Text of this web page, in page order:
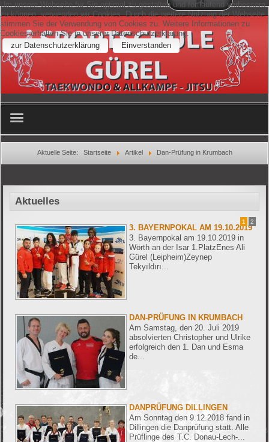
Home
Wettkampfteam
Breitensport
Trainer
Kontakt
Anfahrt
Termine
Zeiten
Facebook
Weblinks
Aktuelle Seite: Startseite Artikel Dan-Prüfung in Krumbach
Aktuelles
1 2
3. BAYERNPOKAL AM 19.10.2019
3. Bayernpokal am 19.10.2019 in
Wörth an der Isar 1.PlatzEnes Ali
Gürel (Leipheim)Zeynep
Tekyıldırı...
DAN-PRÜFUNG IN KRUMBACH
Am Samstag, den 20. Juli 2019
absolvierten Christopher und Ulrike
erfolgreich den 1. Dan und Esma
de...
DANPRÜFUNG DILLINGEN
Am Sonntag den 9.12.2018 fand in
Dillingen die Danprüfung statt. Alle
Prüflinge des T.C. Donau-Lech-...
Um unsere Webseite für Sie optimal zu gestalten und fortlaufend verbessern
zu können, verwenden wir Cookies. Durch die weitere Nutzung der Webseite
stimmen Sie der Verwendung von Cookies zu. Weitere Informationen zu
Cookies erhalten Sie in unserer Datenschutzerklärung.
zur Datenschutzerklärung
Einverstanden